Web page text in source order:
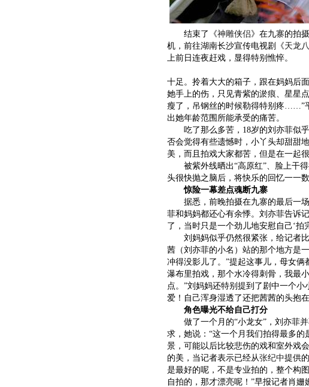
结束了《神雕侠侣》在九寨的拍
机，前往湖南长沙宣传电视剧《天龙
上前日连夜赶戏，显得特别憔悴。
十足。拎着大大的箱子，跟在妈妈后
她手上的伤，只见青紫的淤痕、星星
瘦了，吊钢丝的时候勒得特别疼……”
出她年龄范围所能承受的痛苦。
吃了那么多苦，18岁的刘亦菲似乎
否会觉得有些遗憾时，小丫头却甜甜
美，而且拍戏大家都苦，但是在一起
被紫外线晒出“高原红”、脸上干得
头很快抛之脑后，将快乐的回忆一一
惊险一幕差点魂断九寨
据悉，前晚拍摄在九寨的最后一场
菲和妈妈都还心有余悸。刘亦菲告诉
了，当时只是一个劲儿地安慰自己‘拍
刘妈妈似乎仍然很紧张，给记者比
茜（刘亦菲的小名）站的那个地方是
冲得没影儿了。”提起这事儿，母女
瀑布里拍戏，那个水冷得刺骨，我最
点。”刘妈妈还特别提到了剧中一个
爱！自己浑身湿透了还把茜茜的头抱
角色曝光不给自己打分
做了一个月的“小龙女”，刘亦菲并
求，她说：“这一个月我们拍得最多
景，可能以后比较悲伤的戏和室外戏
的美，当记者表示已经从张纪中提供
是最好的呢，不是专业拍的，整个构
自拍的，那才漂亮呢！”早报记者肖姗